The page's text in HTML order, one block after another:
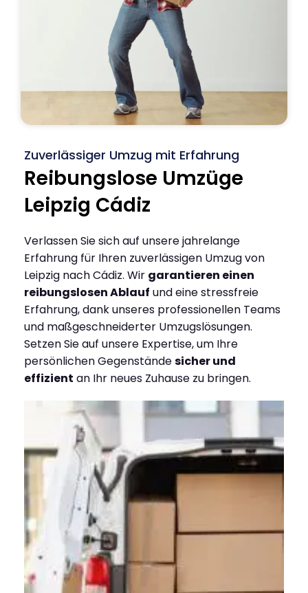
Zuverlässiger Umzug mit Erfahrung
Reibungslose Umzüge
Leipzig Cádiz
Verlassen Sie sich auf unsere jahrelange
Erfahrung für Ihren zuverlässigen Umzug von
Leipzig nach Cádiz. Wir garantieren einen
reibungslosen Ablauf und eine stressfreie
Erfahrung, dank unseres professionellen Teams
und maßgeschneiderter Umzugslösungen.
Setzen Sie auf unsere Expertise, um Ihre
persönlichen Gegenständesicher und
effizient an Ihr neues Zuhause zu bringen.